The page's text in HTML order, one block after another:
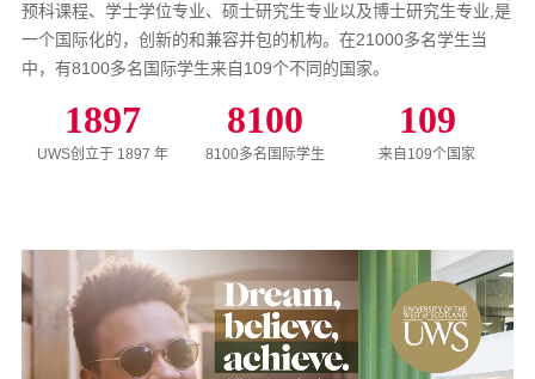
预科课程、学士学位专业、硕士研究生专业以及博士研究生专业,是
一个国际化的，创新的和兼容并包的机构。在21000多名学生当
中，有8100多名国际学生来自109个不同的国家。
1897
UWS创立于 1897 年
8100
8100多名国际学生
109
来自109个国家